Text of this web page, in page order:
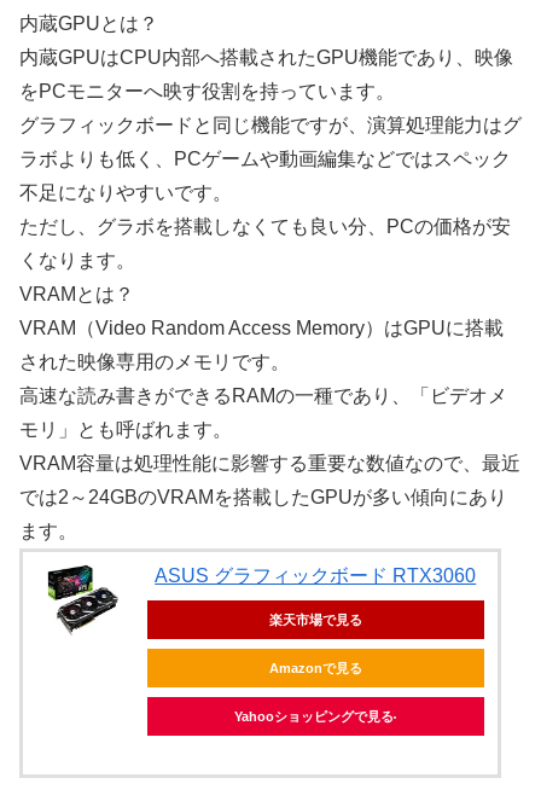
内蔵GPUとは？
内蔵GPUはCPU内部へ搭載されたGPU機能であり、映像
をPCモニターへ映す役割を持っています。
グラフィックボードと同じ機能ですが、演算処理能力はグ
ラボよりも低く、PCゲームや動画編集などではスペック
不足になりやすいです。
ただし、グラボを搭載しなくても良い分、PCの価格が安
くなります。
VRAMとは？
VRAM（Video Random Access Memory）はGPUに搭載
された映像専用のメモリです。
高速な読み書きができるRAMの一種であり、「ビデオメ
モリ」とも呼ばれます。
VRAM容量は処理性能に影響する重要な数値なので、最近
では2～24GBのVRAMを搭載したGPUが多い傾向にあり
ます。
ASUS グラフィックボード RTX3060
楽天市場で見る
Amazonで見る
Yahooショッピングで見る